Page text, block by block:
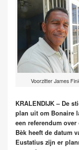
Voorzitter James
KRALENDIJK – De
plan uit om Bonaire
een referendum
Bèk heeft de datum
Eustatius zijn er